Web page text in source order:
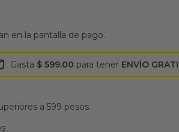
en la pantalla de pago.
Gasta $ 599.00 para tener ENVÍO
a 599 pesos.